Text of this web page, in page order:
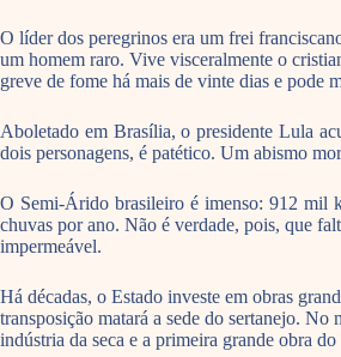
O líder dos peregrinos era um frei
um homem raro. Vive visceralmente o
greve de fome há mais de vinte dias e pode
Aboletado em Brasília, o presidente Lula
dois personagens, é patético. Um abismo
O Semi-Árido brasileiro é imenso: 912 mil
chuvas por ano. Não é verdade, pois, que
impermeável.
Há décadas, o Estado investe em obras
transposição matará a sede do sertanejo.
indústria da seca e a primeira grande obra